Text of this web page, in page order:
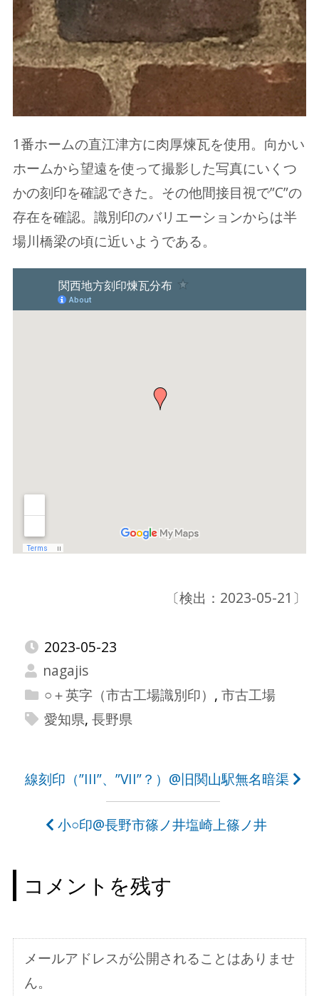
1番ホームの直江津方に肉厚煉瓦を使用。向かい
ホームから望遠を使って撮影した写真にいくつ
かの刻印を確認できた。その他間接目視で”C”の
存在を確認。識別印のバリエーションからは半
場川橋梁の頃に近いようである。
〔検出：2023-05-21〕
2023-05-23
nagajis
○＋英字（市古工場識別印） , 市古工場
愛知県, 長野県
投
ビ
ゲ
シ
ョ
線刻印（”III”、”VII”？）@旧関山駅無名暗渠
小○印@長野市篠ノ井塩崎上篠ノ井
コメントを残す
メールアドレスが公開されることはありませ
ん。